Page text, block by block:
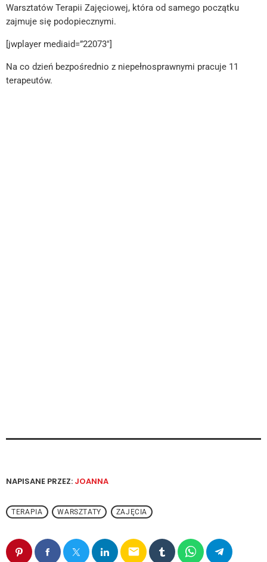
Warsztatów Terapii Zajęciowej, która od samego początku
zajmuje się podopiecznymi.
[jwplayer mediaid=”22073″]
Na co dzień bezpośrednio z niepełnosprawnymi pracuje 11
terapeutów.
NAPISANE PRZEZ: JOANNA
TERAPIA WARSZTATY ZAJĘCIA
email